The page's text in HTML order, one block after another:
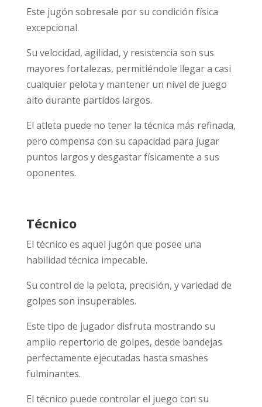
Este jugón sobresale por su condición física
excepcional.
Su velocidad, agilidad, y resistencia son sus
mayores fortalezas, permitiéndole llegar a casi
cualquier pelota y mantener un nivel de juego
alto durante partidos largos.
El atleta puede no tener la técnica más refinada,
pero compensa con su capacidad para jugar
puntos largos y desgastar físicamente a sus
oponentes.
Técnico
El técnico es aquel jugón que posee una
habilidad técnica impecable.
Su control de la pelota, precisión, y variedad de
golpes son insuperables.
Este tipo de jugador disfruta mostrando su
amplio repertorio de golpes, desde bandejas
perfectamente ejecutadas hasta smashes
fulminantes.
El técnico puede controlar el juego con su